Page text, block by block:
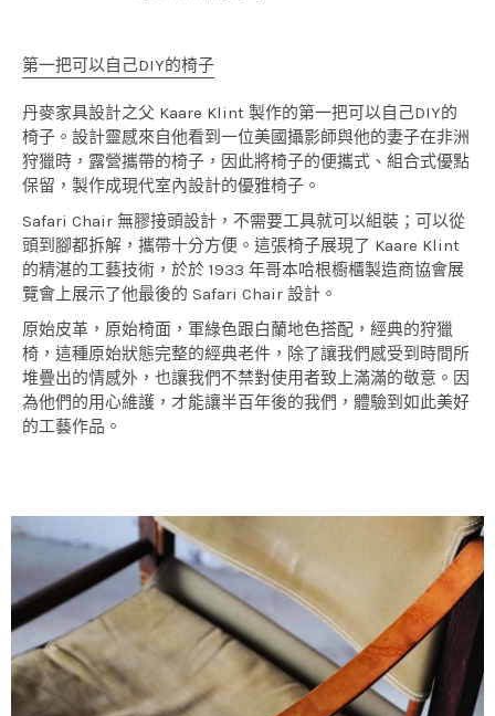
第一把可以自己DIY的椅子
丹麥家具設計之父 Kaare Klint 製作的第一把可以自己DIY的
椅子。設計靈感來自他看到一位美國攝影師與他的妻子在非洲
狩獵時，露營攜帶的椅子，因此將椅子的便攜式、組合式優點
保留，製作成現代室內設計的優雅椅子。
Safari Chair 無膠接頭設計，不需要工具就可以組裝；可以從
頭到腳都拆解，攜帶十分方便。這張椅子展現了 Kaare Klint
的精湛的工藝技術，於於 1933 年哥本哈根櫥櫃製造商協會展
覽會上展示了他最後的 Safari Chair 設計。
原始皮革，原始椅面，軍綠色跟白蘭地色搭配，經典的狩獵
椅，這種原始狀態完整的經典老件，除了讓我們感受到時間所
堆疊出的情感外，也讓我們不禁對使用者致上滿滿的敬意。因
為他們的用心維護，才能讓半百年後的我們，體驗到如此美好
的工藝作品。